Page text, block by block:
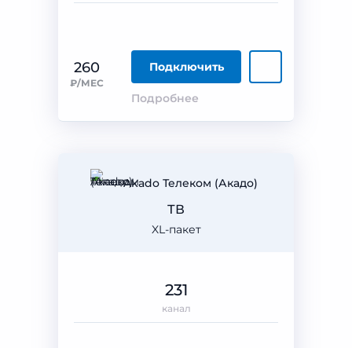
260
₽/МЕС
Подключить
Подробнее
Akado Телеком (Акадо)
XL-пакет
ТВ
231
канал